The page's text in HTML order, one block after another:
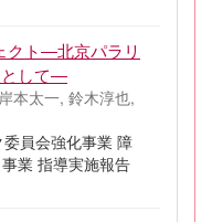
クト―北京パラリ
として―
本太一, 鈴木淳也,
員会強化事業 障
業 指導実施報告